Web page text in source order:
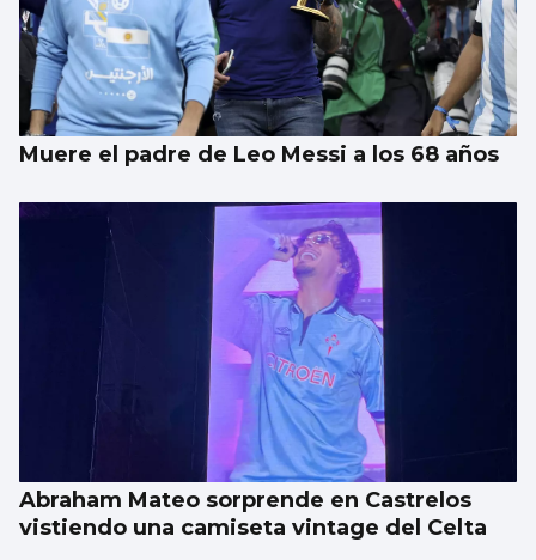
Muere el padre de Leo Messi a los 68 años
Abraham Mateo sorprende en Castrelos
vistiendo una camiseta vintage del Celta